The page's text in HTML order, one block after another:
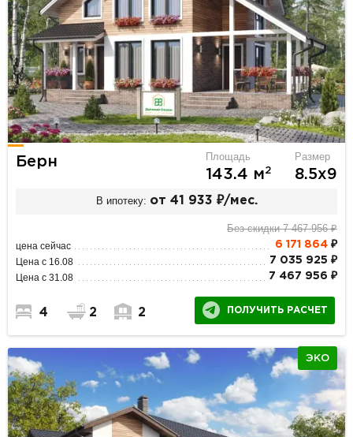
Берн Площадь
143.4 м2
Размер
8.5х9
В ипотеку: от 41 933 ₽/мес.
Без скидки 7 467 956 ₽
цена сейчас 6 171 864₽
Цена с 16.08 7 035 925 ₽
Цена с 31.08 7 467 956 ₽
4 2 2 ПОЛУЧИТЬ РАСЧЕТ
ЭКО